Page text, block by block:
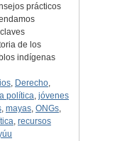
prácticos
de los
indígenas
, Derecho,
política, jóvenes
, mayas, ONGs,
, recursos